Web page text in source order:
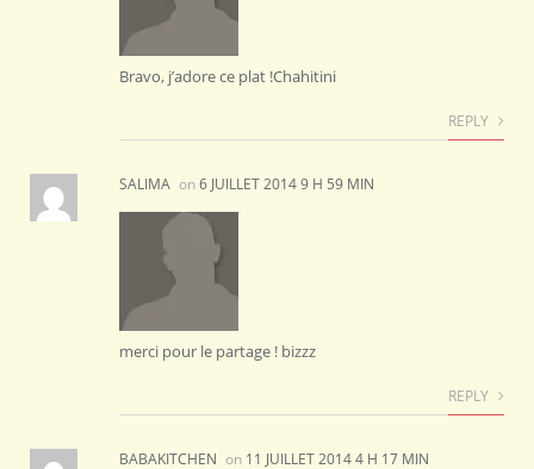
Bravo, j’adore ce plat !Chahitini
REPLY
SALIMA on6 JUILLET 2014 9 H 59 MIN
merci pour le partage ! bizzz
REPLY
BABAKITCHEN on 11 JUILLET 2014 4 H 17 MIN